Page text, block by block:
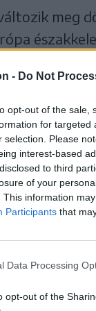
- Do Not
opt-out of the sale,
for targeted
selection. Please
interest-based
to third
of your
This information
Participants that
Data Processing
opt-out of the
meg
és
formájában
lehűlés